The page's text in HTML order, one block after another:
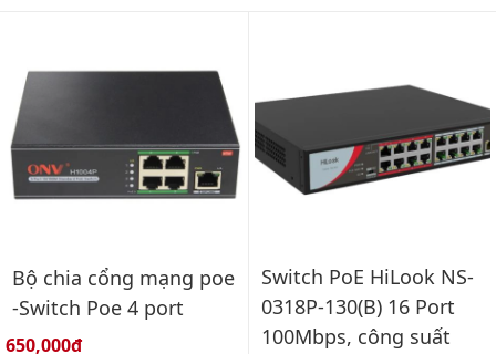
Bộ chia cổng mạng poe
-Switch Poe 4 port
Giá bán:
650,000đ
Switch PoE HiLook NS-
0318P-130(B) 16 Port
100Mbps, công suất